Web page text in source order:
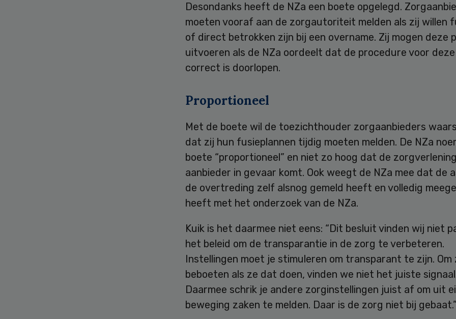
Desondanks heeft de NZa een boete opgelegd.
moeten vooraf aan de zorgautoriteit melden als zij willen
of direct betrokken zijn bij een overname. Zij mogen deze
uitvoeren als de NZa oordeelt dat de procedure voor
correct is doorlopen.
Proportioneel
Met de boete wil de toezichthouder zorgaanbieders
dat zij hun fusieplannen tijdig moeten melden. De NZa
boete “proportioneel” en niet zo hoog dat de
aanbieder in gevaar komt. Ook weegt de NZa mee dat de
de overtreding zelf alsnog gemeld heeft en volledig
heeft met het onderzoek van de NZa.
Kuik is het daarmee niet eens: “Dit besluit vinden wij niet
het beleid om de transparantie in de zorg te verbeteren.
Instellingen moet je stimuleren om transparant te zijn. Om
beboeten als ze dat doen, vinden we niet het juiste
Daarmee schrik je andere zorginstellingen juist af om uit
beweging zaken te melden. Daar is de zorg niet bij gebaat.”